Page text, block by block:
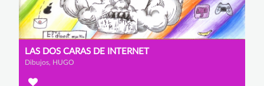
LAS DOS CARAS DE INTERNET
Dibujos, HUGO